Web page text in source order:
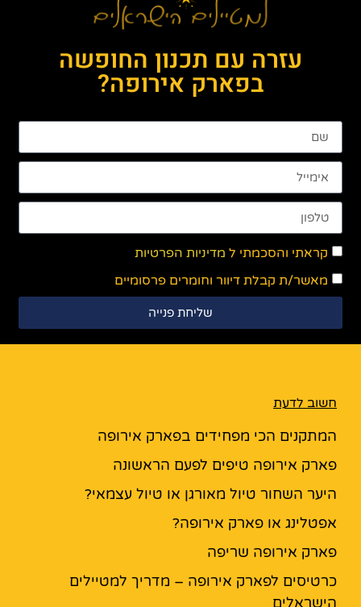
עזרה עם תכנון החופשה
בפארק אירופה?
קראתי והסכמתי ל מדיניות הפרטיות
מאשר/ת קבלת דיוור וחומרים פרסומיים
שליחת פנייה
חשוב לדעת
המתקנים הכי מפחידים בפארק אירופה
פארק אירופה טיפים לפעם הראשונה
היער השחור טיול מאורגן או טיול עצמאי?
אפטלינג או פארק אירופה?
פארק אירופה שריפה
כרטיסים לפארק אירופה – מדריך למטיילים
הישראלים